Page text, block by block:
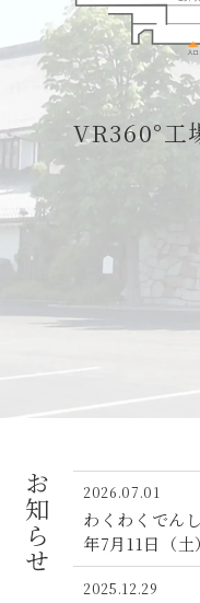
VR360°工
お知らせ 2026.07.01
わくわくでん
年7月11日（
2025.12.29